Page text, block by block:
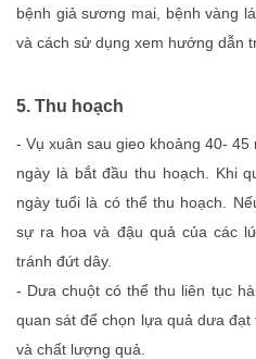
bệnh giả sương mai, bệnh vàng
và cách sử dụng xem hướng dẫn
5. Thu hoạch
- Vụ xuân sau gieo khoảng 40-
ngày là bắt đầu thu hoạch. Khi
ngày tuổi là có thể thu hoạch.
sự ra hoa và đậu quả của các
tránh đứt dây.
- Dưa chuột có thể thu liên tục
quan sát để chọn lựa quả dưa
và chất lượng quả.